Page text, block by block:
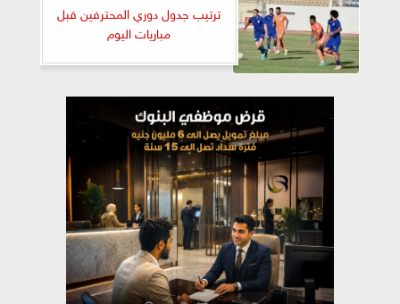
ترتيب جدول دوري المحترفين قبل
مباريات اليوم